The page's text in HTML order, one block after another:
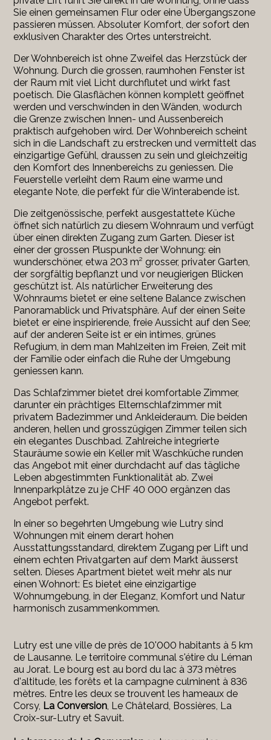
Sie einen gemeinsamen Flur oder eine Übergangszone
passieren müssen. Absoluter Komfort, der sofort den
exklusiven Charakter des Ortes unterstreicht.
Der Wohnbereich ist ohne Zweifel das Herzstück der
Wohnung. Durch die grossen, raumhohen Fenster ist
der Raum mit viel Licht durchflutet und wirkt fast
poetisch. Die Glasflächen können komplett geöffnet
werden und verschwinden in den Wänden, wodurch
die Grenze zwischen Innen- und Aussenbereich
praktisch aufgehoben wird. Der Wohnbereich scheint
sich in die Landschaft zu erstrecken und vermittelt das
einzigartige Gefühl, draussen zu sein und gleichzeitig
den Komfort des Innenbereichs zu geniessen. Die
Feuerstelle verleiht dem Raum eine warme und
elegante Note, die perfekt für die Winterabende ist.
Die zeitgenössische, perfekt ausgestattete Küche
öffnet sich natürlich zu diesem Wohnraum und verfügt
über einen direkten Zugang zum Garten. Dieser ist
einer der grossen Pluspunkte der Wohnung: ein
wunderschöner, etwa 203 m² grosser, privater Garten,
der sorgfältig bepflanzt und vor neugierigen Blicken
geschützt ist. Als natürlicher Erweiterung des
Wohnraums bietet er eine seltene Balance zwischen
Panoramablick und Privatsphäre. Auf der einen Seite
bietet er eine inspirierende, freie Aussicht auf den See;
auf der anderen Seite ist er ein intimes, grünes
Refugium, in dem man Mahlzeiten im Freien, Zeit mit
der Familie oder einfach die Ruhe der Umgebung
geniessen kann.
Das Schlafzimmer bietet drei komfortable Zimmer,
darunter ein prächtiges Elternschlafzimmer mit
privatem Badezimmer und Ankleideraum. Die beiden
anderen, hellen und grosszügigen Zimmer teilen sich
ein elegantes Duschbad. Zahlreiche integrierte
Stauräume sowie ein Keller mit Waschküche runden
das Angebot mit einer durchdacht auf das tägliche
Leben abgestimmten Funktionalität ab. Zwei
Innenparkplätze zu je CHF 40 000 ergänzen das
Angebot perfekt.
In einer so begehrten Umgebung wie Lutry sind
Wohnungen mit einem derart hohen
Ausstattungsstandard, direktem Zugang per Lift und
einem echten Privatgarten auf dem Markt äusserst
selten. Dieses Apartment bietet weit mehr als nur
einen Wohnort: Es bietet eine einzigartige
Wohnumgebung, in der Eleganz, Komfort und Natur
harmonisch zusammenkommen.
Lutry est une ville de près de 10'000 habitants à 5 km
de Lausanne. Le territoire communal s'étire du Léman
au Jorat. Le bourg est au bord du lac à 373 mètres
d'altitude, les forêts et la campagne culminent à 836
mètres. Entre les deux se trouvent les hameaux de
Corsy, La Conversion , Le Châtelard, Bossières, La
Croix-sur-Lutry et Savuit.